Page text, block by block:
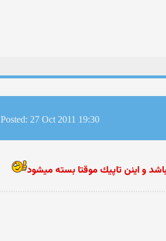
Posted: 27 Oct 2011 19:30
و اینن تاپیك موقتا بسته میشود